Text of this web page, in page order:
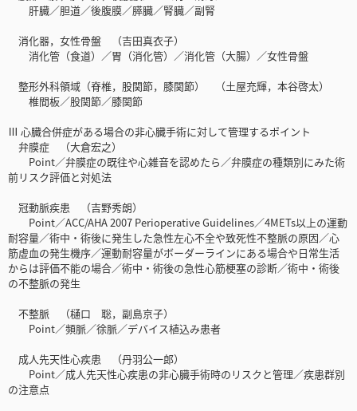
肝臓／胆道／後腹膜／膵臓／腎臓／副腎
消化器，女性骨盤 （吉田真衣子）
消化管（食道）／胃（消化管）／消化管（大腸）／女性骨盤
整形外科領域（脊椎，股関節，膝関節） （土屋充輝，本谷啓太）
椎間板／股関節／膝関節
Ⅲ 心臓合併症がある場合の非心臓手術に対して管理するポイント
弁膜症 （大倉宏之）
Point／弁膜症の既往や心雑音を認めたら／弁膜症の種類別にみた術
前リスク評価と対処法
冠動脈疾患 （吉野秀朗）
Point／ACC/AHA 2007 Perioperative Guidelines／4METs以上の運動
耐容量／術中・術後に発生した急性左心不全や致死性不整脈の原因／心
筋虚血の発生機序／運動耐容量がボーダーラインにある場合や日常生活
からは評価不能の場合／術中・術後の急性心筋梗塞の診断／術中・術後
の不整脈の発生
不整脈 （樋口 聡，副島京子）
Point／頻脈／徐脈／デバイス植込み患者
成人先天性心疾患 （丹羽公一郎）
Point／成人先天性心疾患の非心臓手術時のリスクと管理／疾患群別
の注意点